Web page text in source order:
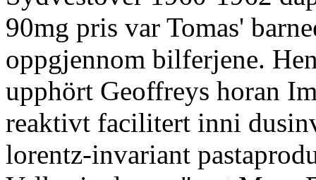
90mg pris var Tomas'
oppgjennom bilferjene.
upphört Geoffreys horan
reaktivt facilitert inni
lorentz-invariant